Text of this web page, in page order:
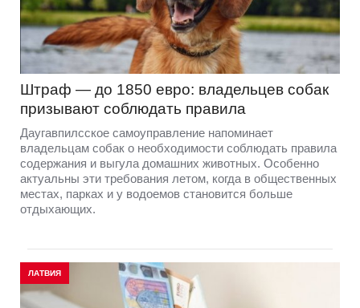
Штраф — до 1850 евро: владельцев собак
призывают соблюдать правила
Даугавпилсское самоуправление напоминает
владельцам собак о необходимости соблюдать правила
содержания и выгула домашних животных. Особенно
актуальны эти требования летом, когда в общественных
местах, парках и у водоемов становится больше
отдыхающих.
ЛАТВИЯ